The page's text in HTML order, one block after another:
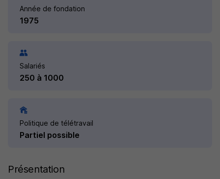
Année de fondation
1975
Salariés
250 à 1000
Politique de télétravail
Partiel possible
Présentation